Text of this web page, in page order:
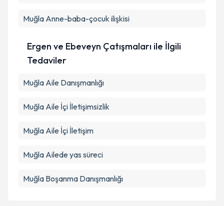
Muğla Anne-baba-çocuk ilişkisi
Ergen ve Ebeveyn Çatışmaları ile İlgili
Tedaviler
Muğla Aile Danışmanlığı
Muğla Aile İçi İletişimsizlik
Muğla Aile İçi İletişim
Muğla Ailede yas süreci
Muğla Boşanma Danışmanlığı